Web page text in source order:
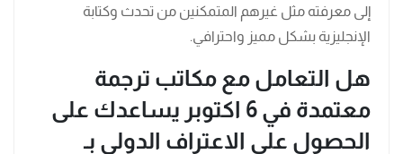
إلى معرفته مثل غيرهم المتمكنين من تحدث وكتابة
الإنجليزية بشكل مميز واحترافي.
هل التعامل مع مكاتب ترجمة
معتمدة في 6 اكتوبر يساعدك على
الحصول على الاعتراف الدولي بـ